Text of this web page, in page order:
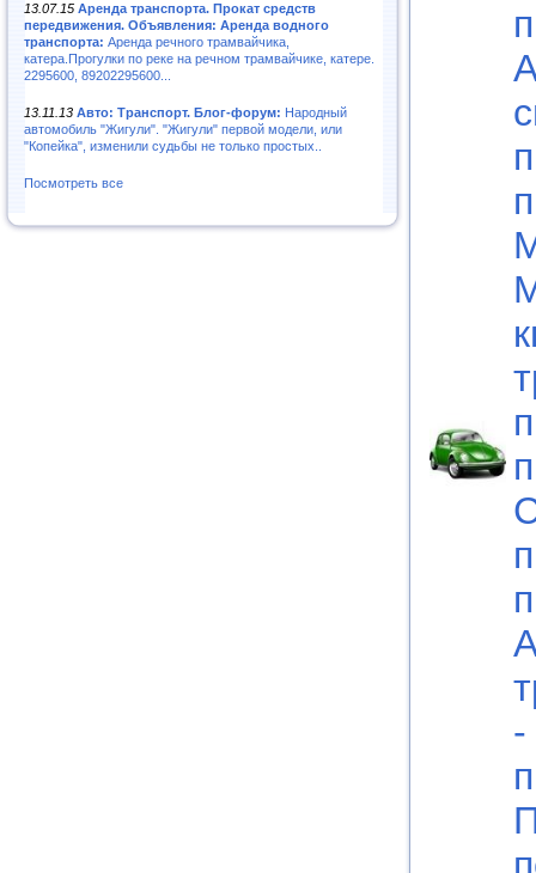
13.07.15 Аренда транспорта. Прокат средств
передвижения. Объявления: Аренда водного
транспорта: Аренда речного трамвайчика,
катера.Прогулки по реке на речном трамвайчике, катере.
2295600, 89202295600...
13.11.13 Авто: Транспорт. Блог-форум: Народный
автомобиль "Жигули". "Жигули" первой модели, или
"Копейка", изменили судьбы не только простых..
Посмотреть все
-